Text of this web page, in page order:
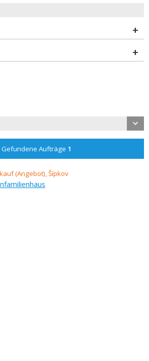
Gefundene Aufträge 1